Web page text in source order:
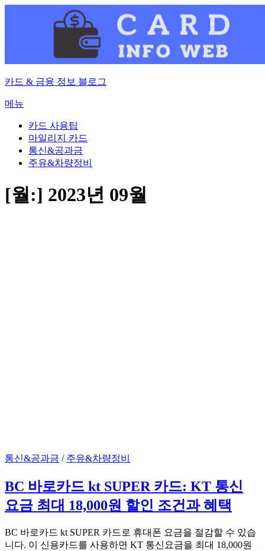
가
카드 & 금융 정보 블로그
메뉴
카드 사용팁
마일리지 카드
통신&공과금
주유&차량정비
[월:] 2023년 09월
통신&공과금 / 주유&차량정비
BC 바로카드 kt SUPER 카드: KT 통신
요금 최대 18,000원 할인 조건과 혜택
BC 바로카드 kt SUPER 카드로 휴대폰 요금을 절감할 수 있습
니다. 이 신용카드를 사용하면 KT 통신요금을 최대 18,000원